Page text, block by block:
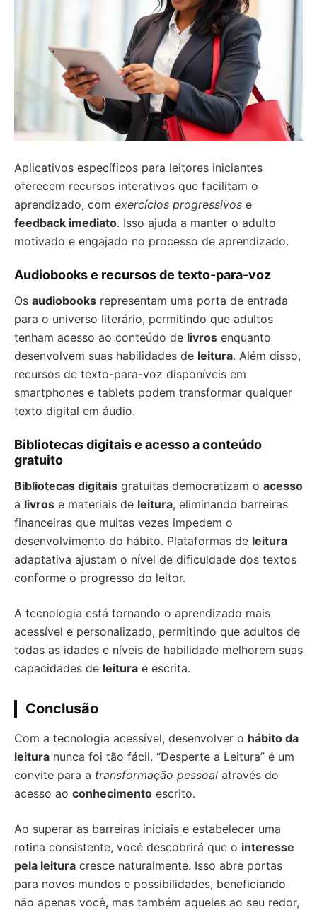
Aplicativos específicos para leitores iniciantes
oferecem recursos interativos que facilitam o
aprendizado, com exercícios progressivos e
feedback imediato. Isso ajuda a manter o adulto
motivado e engajado no processo de aprendizado.
Audiobooks e recursos de texto-para-voz
Os audiobooks representam uma porta de entrada
para o universo literário, permitindo que adultos
tenham acesso ao conteúdo de livros enquanto
desenvolvem suas habilidades de leitura. Além disso,
recursos de texto-para-voz disponíveis em
smartphones e tablets podem transformar qualquer
texto digital em áudio.
Bibliotecas digitais e acesso a conteúdo
gratuito
Bibliotecas digitais gratuitas democratizam o acesso
a livros e materiais de leitura, eliminando barreiras
financeiras que muitas vezes impedem o
desenvolvimento do hábito. Plataformas de leitura
adaptativa ajustam o nível de dificuldade dos textos
conforme o progresso do leitor.
A tecnologia está tornando o aprendizado mais
acessível e personalizado, permitindo que adultos de
todas as idades e níveis de habilidade melhorem suas
capacidades de leitura e escrita.
Conclusão
Com a tecnologia acessível, desenvolver o hábito da
leitura nunca foi tão fácil. “Desperte a Leitura” é um
convite para a transformação pessoal através do
acesso ao conhecimento escrito.
Ao superar as barreiras iniciais e estabelecer uma
rotina consistente, você descobrirá que o interesse
pela leitura cresce naturalmente. Isso abre portas
para novos mundos e possibilidades, beneficiando
não apenas você, mas também aqueles ao seu redor,